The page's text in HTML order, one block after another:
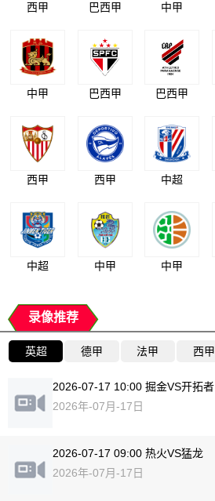
西甲 巴西甲 中甲
中甲 巴西甲 巴西甲
西甲 西甲 中超
中超 中甲 中甲
录像推荐
英超 德甲 法甲 西甲
2026-07-17 10:00 掘金VS开拓者
2026年-07月-17日
2026-07-17 09:00 热火VS猛龙
2026年-07月-17日